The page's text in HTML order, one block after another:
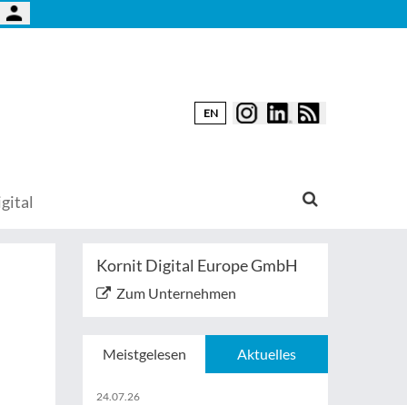
EN
Kornit Digital Europe GmbH
Zum Unternehmen
Meistgelesen Aktuelles
24.07.26